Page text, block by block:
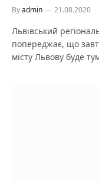
Byadmin 21.08.2020
Львівський
попереджає, що
місту Львову буде